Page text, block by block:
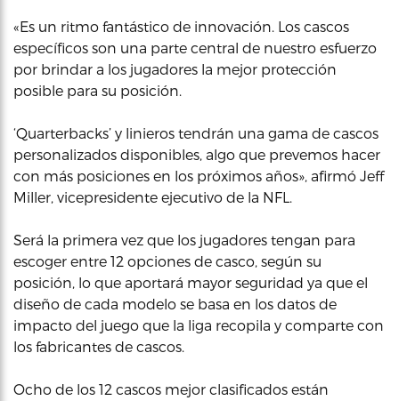
«Es un ritmo fantástico de innovación. Los cascos
específicos son una parte central de nuestro esfuerzo
por brindar a los jugadores la mejor protección
posible para su posición.
‘Quarterbacks’ y linieros tendrán una gama de cascos
personalizados disponibles, algo que prevemos hacer
con más posiciones en los próximos años», afirmó Jeff
Miller, vicepresidente ejecutivo de la NFL.
Será la primera vez que los jugadores tengan para
escoger entre 12 opciones de casco, según su
posición, lo que aportará mayor seguridad ya que el
diseño de cada modelo se basa en los datos de
impacto del juego que la liga recopila y comparte con
los fabricantes de cascos.
Ocho de los 12 cascos mejor clasificados están